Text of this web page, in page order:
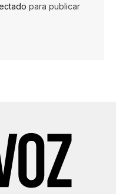
para publicar